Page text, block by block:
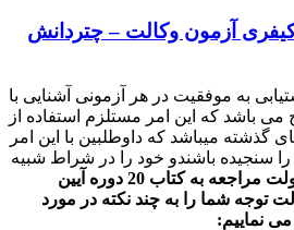
به موفقیت در هر آزمونی آشنایی با
باشد که این امر مستلزم استفاده از
میباشد که داوطلبین با این امر
سنجیده باشندو خود را در شراط شبیه
جهت سهولت مراجعه به کتاب 20 دوره آیین
توجه شما را به چند نکته در مورد
نماییم: